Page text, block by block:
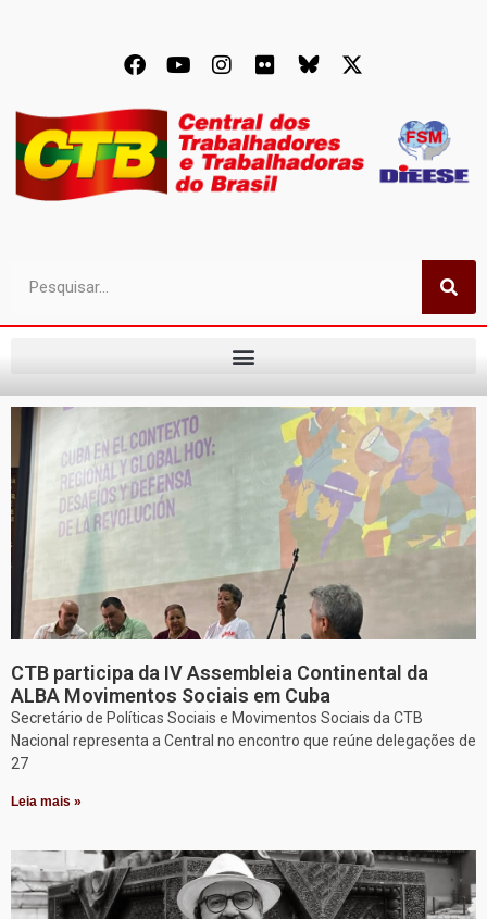
CTB participa da IV Assembleia Continental da
ALBA Movimentos Sociais em Cuba
Secretário de Políticas Sociais e Movimentos Sociais da CTB
Nacional representa a Central no encontro que reúne delegações de
27
Leia mais »